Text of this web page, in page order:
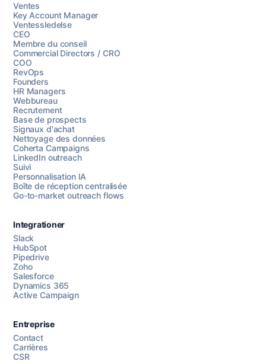
Chattez avec nous
Ventes
Key Account Manager
Ventessledelse
CEO
Membre du conseil
Commercial Directors / CRO
COO
RevOps
Founders
HR Managers
Webbureau
Recrutement
Base de prospects
Signaux d'achat
Nettoyage des données
Coherta Campaigns
LinkedIn outreach
Suivi
Personnalisation IA
Boîte de réception centralisée
Go-to-market outreach flows
Integrationer
Slack
HubSpot
Pipedrive
Zoho
Salesforce
Dynamics 365
Active Campaign
Entreprise
Contact
Carrières
CSR